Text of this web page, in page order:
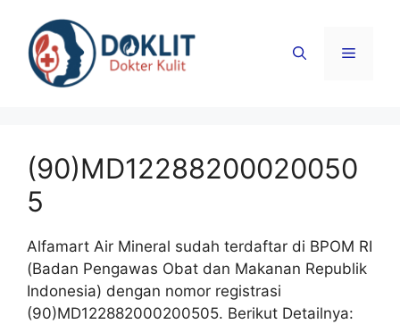
Menu
(90)MD12288200020050
5
Alfamart Air Mineral sudah terdaftar di BPOM RI
(Badan Pengawas Obat dan Makanan Republik
Indonesia) dengan nomor registrasi
(90)MD122882000200505. Berikut Detailnya: